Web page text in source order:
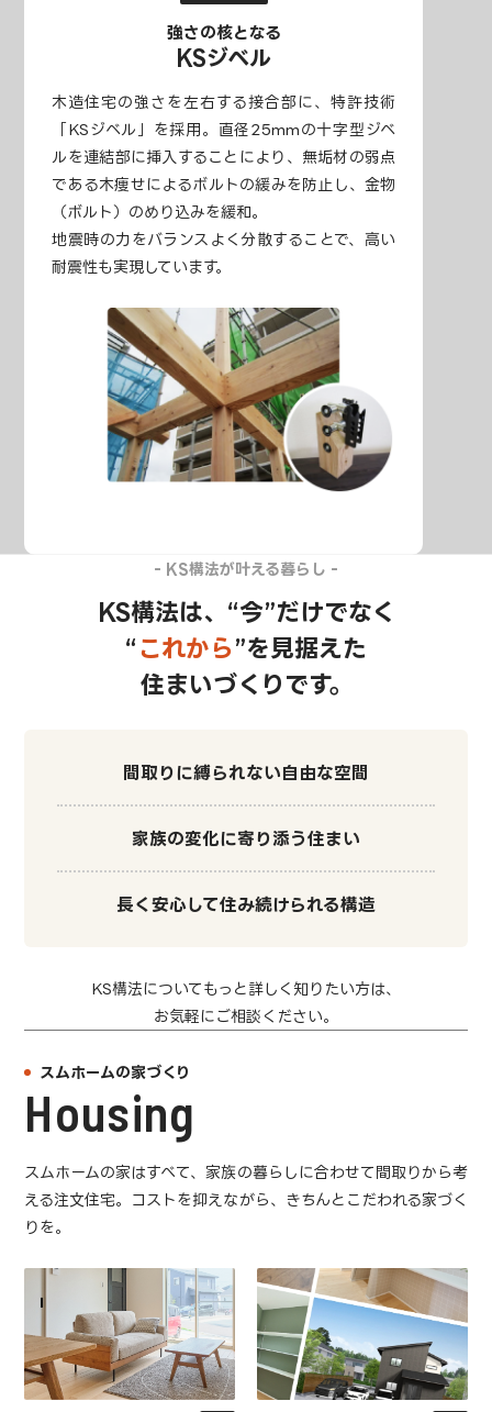
強さの核となる
KSジベル
木造住宅の強さを左右する接合部に、特許技術
「KSジベル」を採用。直径25mmの十字型ジベ
ルを連結部に挿入することにより、無垢材の弱点
である木痩せによるボルトの緩みを防止し、金物
（ボルト）のめり込みを緩和。
地震時の力をバランスよく分散することで、高い
耐震性も実現しています。
KS構法が叶える暮らし
KS構法は、“今”だけでなく
“ これから”を見据えた
住まいづくりです。
間取りに縛られない自由な空間
家族の変化に寄り添う住まい
長く安心して住み続けられる構造
KS構法についてもっと詳しく知りたい方は、
お気軽にご相談ください。
スムホームの家づくり
Housing
スムホームの家はすべて、家族の暮らしに合わせて間取りから考
える注文住宅。コストを抑えながら、きちんとこだわれる家づく
りを。